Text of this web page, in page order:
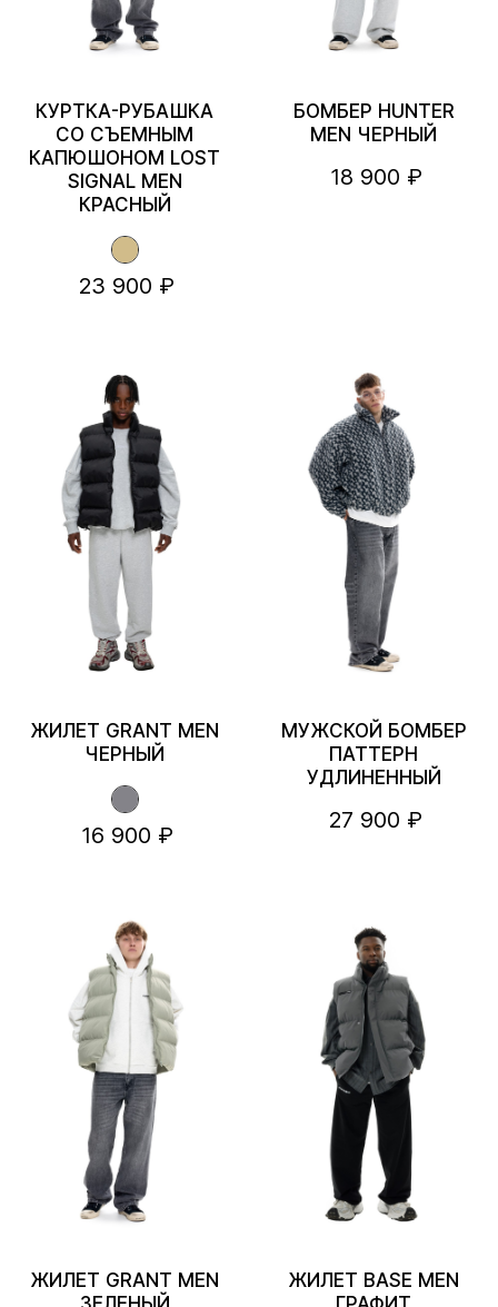
КУРТКА-РУБАШКА
СО СЪЕМНЫМ
КАПЮШОНОМ LOST
SIGNAL MEN
КРАСНЫЙ
23 900 ₽
БОМБЕР HUNTER
MEN ЧЕРНЫЙ
18 900 ₽
ЖИЛЕТ GRANT MEN
ЧЕРНЫЙ
16 900 ₽
МУЖСКОЙ БОМБЕР
ПАТТЕРН
УДЛИНЕННЫЙ
27 900 ₽
ЖИЛЕТ GRANT MEN
ЖИЛЕТ BASE MEN